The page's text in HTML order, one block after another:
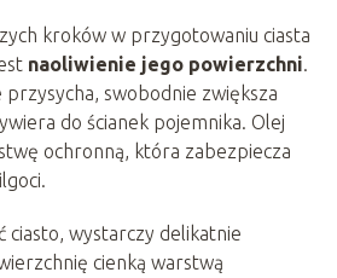
kroków w przygotowaniu ciasta
naoliwienie jego powierzchni.
przysycha, swobodnie zwiększa
do ścianek pojemnika. Olej
ochronną, która zabezpiecza
ciasto, wystarczy delikatnie
cienką warstwą